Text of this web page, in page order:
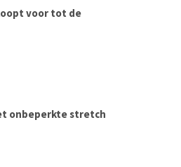
voor tot de
onbeperkte stretch